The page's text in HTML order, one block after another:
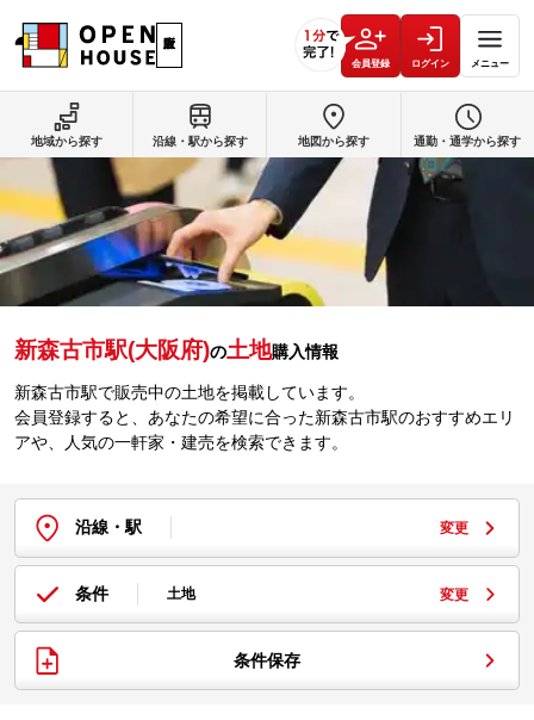
会員登録 ログイン メニュー
新森古市駅(大阪府)の土地購入情報
新森古市駅で販売中の土地を掲載しています。
会員登録すると、あなたの希望に合った新森古市駅のおすすめエリ
アや、人気の一軒家・建売を検索できます。
沿線・駅 変更
条件 土地 変更
条件保存
地域から探す 沿線・駅から探す 地図から探す 通勤・通学から探す